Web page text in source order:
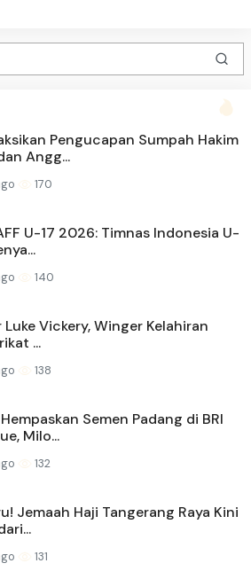
Pengucapan Sumpah Hakim
Angg...
170
U-17 2026: Timnas Indonesia U-
140
Luke Vickery, Winger Kelahiran
...
138
Semen Padang di BRI
Milo...
132
Jemaah Haji Tangerang Raya Kini
131